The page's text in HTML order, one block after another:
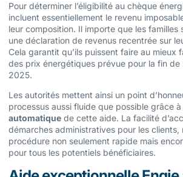
Pour déterminer l’éligibilité au chèque
incluent essentiellement le revenu
leur composition. Il importe que les familles
une déclaration de revenus recentrée sur
Cela garantit qu’ils puissent faire au mieux
des prix énergétiques prévue pour la fin
2025.
Les autorités mettent ainsi un point
processus aussi fluide que possible grâce à
automatique de cette aide. La facilité
démarches administratives pour les clients,
procédure non seulement rapide mais
pour tous les potentiels bénéficiaires.